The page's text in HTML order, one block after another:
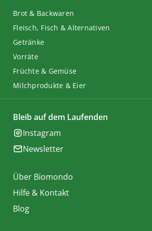
Brot & Backwaren
Fleisch, Fisch & Alternativen
Getränke
Vorräte
Früchte & Gemüse
Milchprodukte & Eier
Bleib auf dem Laufenden
Instagram
Newsletter
Über Biomondo
Hilfe & Kontakt
Blog